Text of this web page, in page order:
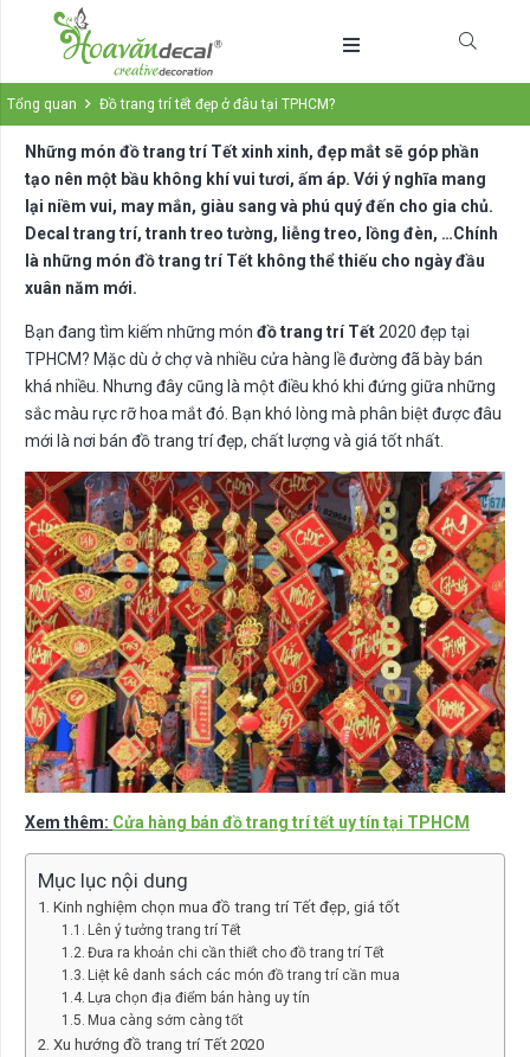
Tổng quan Đồ trang trí tết đẹp ở đâu tại TPHCM?
Những món đồ trang trí Tết xinh xinh, đẹp mắt sẽ góp phần
tạo nên một bầu không khí vui tươi, ấm áp. Với ý nghĩa mang
lại niềm vui, may mắn, giàu sang và phú quý đến cho gia chủ.
Decal trang trí, tranh treo tường, liễng treo, lồng đèn, …Chính
là những món đồ trang trí Tết không thể thiếu cho ngày đầu
xuân năm mới.
Bạn đang tìm kiếm những món đồ trang trí Tết 2020 đẹp tại
TPHCM? Mặc dù ở chợ và nhiều cửa hàng lề đường đã bày bán
khá nhiều. Nhưng đây cũng là một điều khó khi đứng giữa những
sắc màu rực rỡ hoa mắt đó. Bạn khó lòng mà phân biệt được đâu
mới là nơi bán đồ trang trí đẹp, chất lượng và giá tốt nhất.
Xem thêm: Cửa hàng bán đồ trang trí tết uy tín tại TPHCM
Mục lục nội dung
Kinh nghiệm chọn mua đồ trang trí Tết đẹp, giá tốt
Lên ý tưởng trang trí Tết
Đưa ra khoản chi cần thiết cho đồ trang trí Tết
Liệt kê danh sách các món đồ trang trí cần mua
Lựa chọn địa điểm bán hàng uy tín
Mua càng sớm càng tốt
Xu hướng đồ trang trí Tết 2020